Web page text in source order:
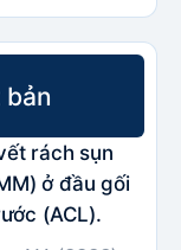
bản
rách sụn
ở đầu gối
(ACL).